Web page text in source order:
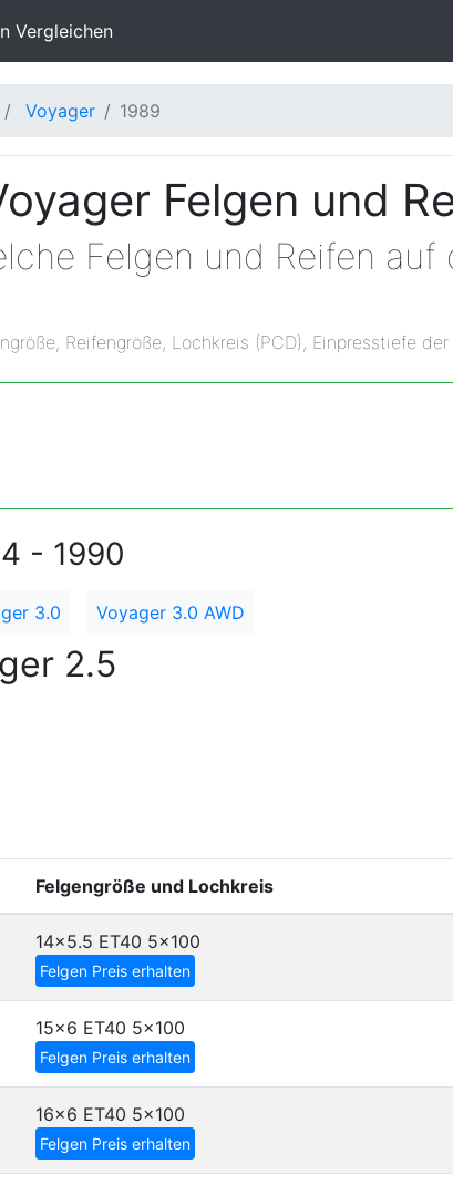
Vergleichen
Voyager 1989
Felgen und
Felgen und Reifen auf
Reifengröße, Lochkreis (PCD), Einpresstiefe
- 1990
3.0 Voyager 3.0 AWD
2.5
Felgengröße und Lochkreis
14x5.5 ET40 5x100
Felgen Preis erhalten
15x6 ET40 5x100
Felgen Preis erhalten
16x6 ET40 5x100
Felgen Preis erhalten